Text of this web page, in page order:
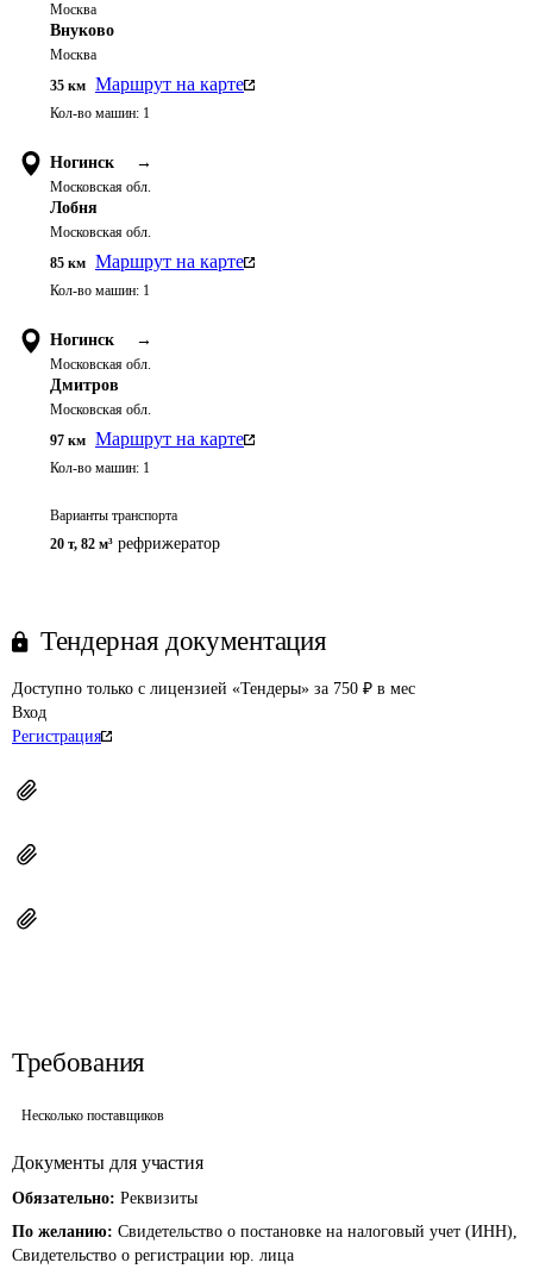
Москва
Внуково
Москва
35 км Маршрут на карте
Кол-во машин: 1
Ногинск →
Московская обл.
Лобня
Московская обл.
85 км Маршрут на карте
Кол-во машин: 1
Ногинск →
Московская обл.
Дмитров
Московская обл.
97 км Маршрут на карте
Кол-во машин: 1
Варианты транспорта
20 т, 82 м³ рефрижератор
Тендерная документация
Доступно только с лицензией «Тендеры» за 750 ₽ в мес
Вход
Регистрация
Требования
Несколько поставщиков
Документы для участия
Обязательно: Реквизиты
По желанию: Свидетельство о постановке на налоговый учет (ИНН),
Свидетельство о регистрации юр. лица